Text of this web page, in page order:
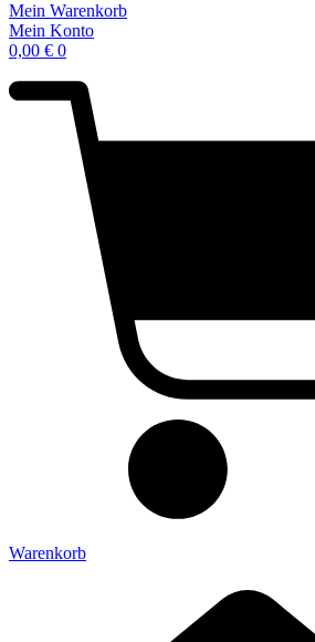
Mein Warenkorb
Mein Konto
0,00 € 0
Warenkorb